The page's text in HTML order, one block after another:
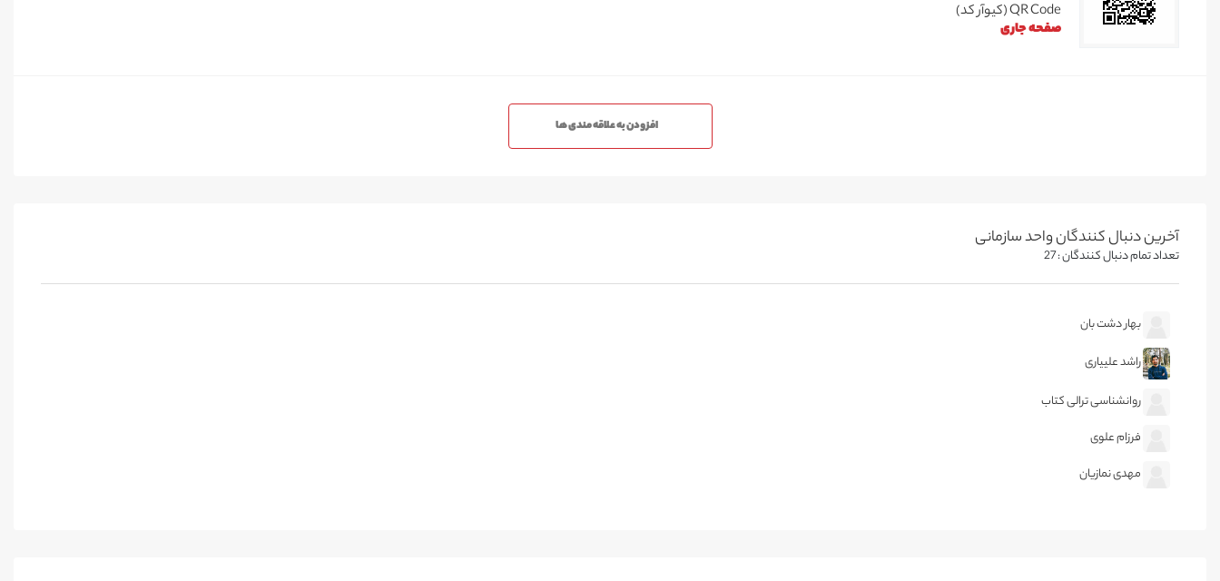
QR Code (کیوآر کد)
صفحه جاری
افزودن به علاقه مندی ها
آخرین دنبال کنندگان واحد سازمانی
تعداد تمام دنبال کنندگان : 27
بهار دشت بان
راشد علییاری
روانشناسی ترالی کتاب
فرزام علوی
مهدی نمازیان